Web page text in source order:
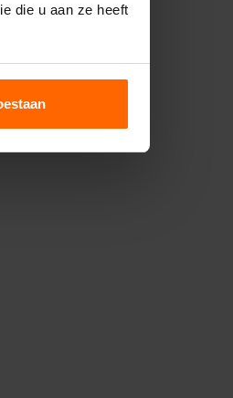
die u aan ze heeft